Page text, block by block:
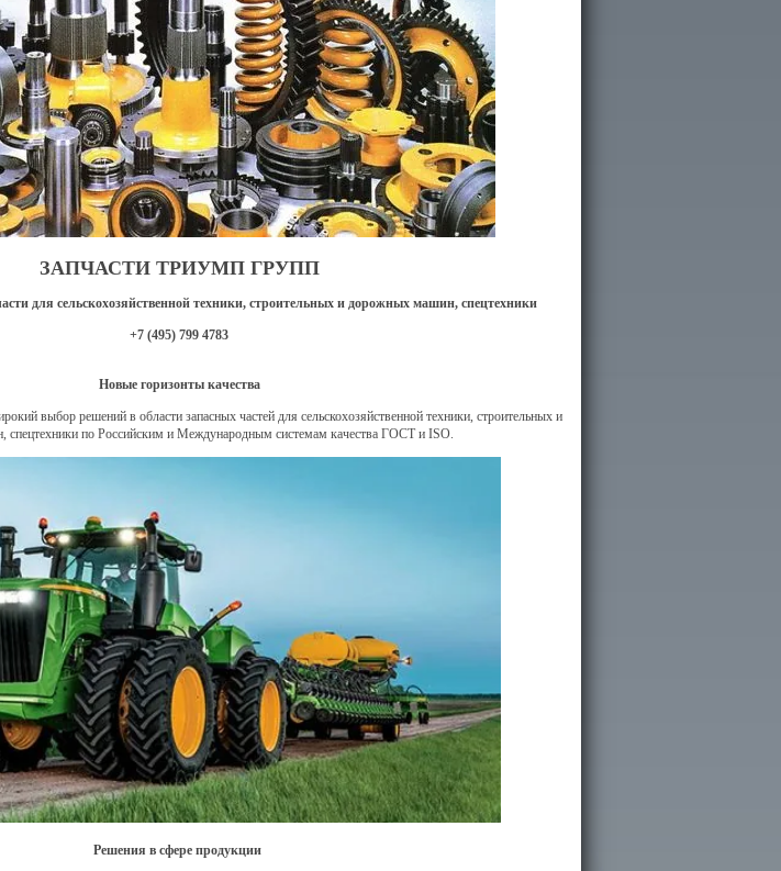
ЗАПЧАСТИ ТРИУМП ГРУПП
для сельскохозяйственной техники, строительных и дорожных машин, спецтехники
+7 (495) 799 4783
Новые горизонты качества
выбор решений в области запасных частей для сельскохозяйственной техники, строительных и
по Российским и Международным системам качества ГОСТ и ISO.
Решения в сфере продукции